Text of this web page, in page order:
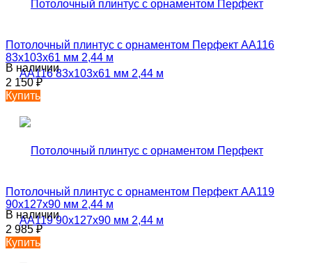
Потолочный плинтус с орнаментом Перфект AA116
83х103х61 мм 2,44 м
В наличии
2 150₽
Купить
Потолочный плинтус с орнаментом Перфект AA119
90х127х90 мм 2,44 м
В наличии
2 985₽
Купить